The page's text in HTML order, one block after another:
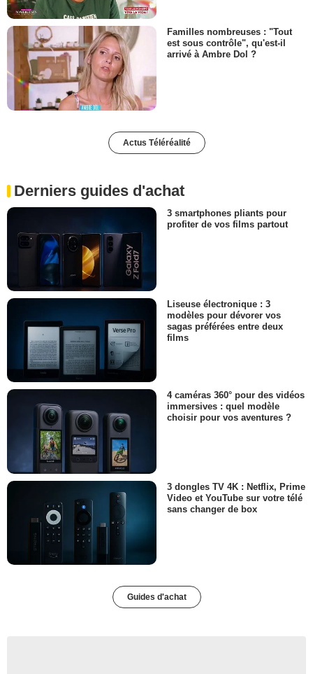
Familles nombreuses : "Tout
est sous contrôle", qu'est-il
arrivé à Ambre Dol ?
Actus Téléréalité
Derniers guides d'achat
3 smartphones pliants pour
profiter de vos films partout
Liseuse électronique : 3
modèles pour dévorer vos
sagas préférées entre deux
films
4 caméras 360° pour des vidéos
immersives : quel modèle
choisir pour vos aventures ?
3 dongles TV 4K : Netflix, Prime
Video et YouTube sur votre télé
sans changer de box
Guides d'achat